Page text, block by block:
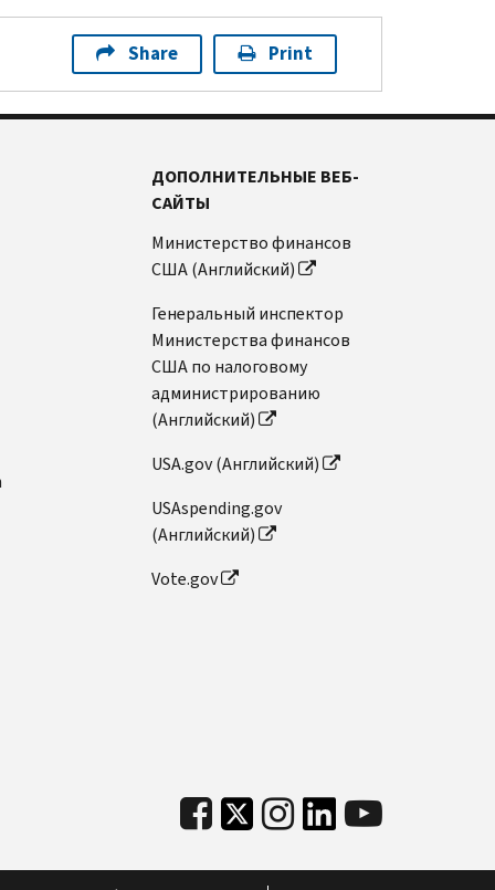
Share Print
ДОПОЛНИТЕЛЬНЫЕ ВЕБ-
САЙТЫ
Министерство финансов
США (Английский)
Генеральный инспектор
Министерства финансов
США по налоговому
администрированию
(Английский)
USA.gov (Английский)
USAspending.gov
(Английский)
Vote.gov